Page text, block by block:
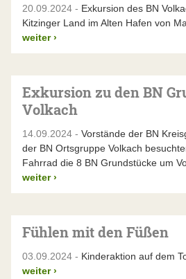
20.09.2024 - Exkursion des BN
Kitzinger Land im Alten Hafen von
weiter ›
Exkursion zu den BN
Volkach
14.09.2024 - Vorstände der BN
der BN Ortsgruppe Volkach
Fahrrad die 8 BN Grundstücke um
weiter ›
Fühlen mit den Füßen
03.09.2024 - Kinderaktion auf dem
weiter ›